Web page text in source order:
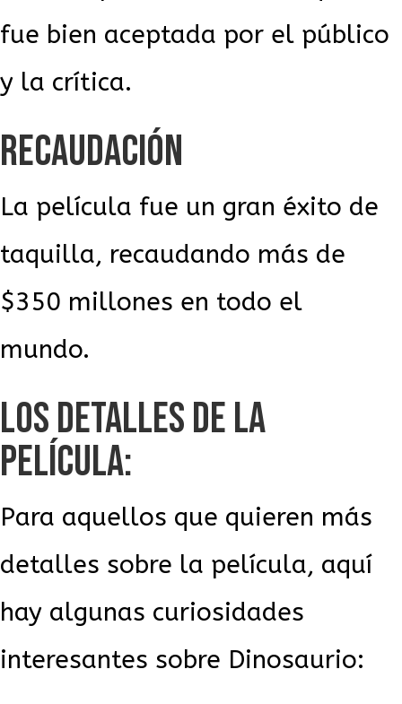
fue bien aceptada por el público
y la crítica.
RECAUDACIÓN
La película fue un gran éxito de
taquilla, recaudando más de
$350 millones en todo el
mundo.
LOS DETALLES DE LA
PELÍCULA:
Para aquellos que quieren más
detalles sobre la película, aquí
hay algunas curiosidades
interesantes sobre Dinosaurio: